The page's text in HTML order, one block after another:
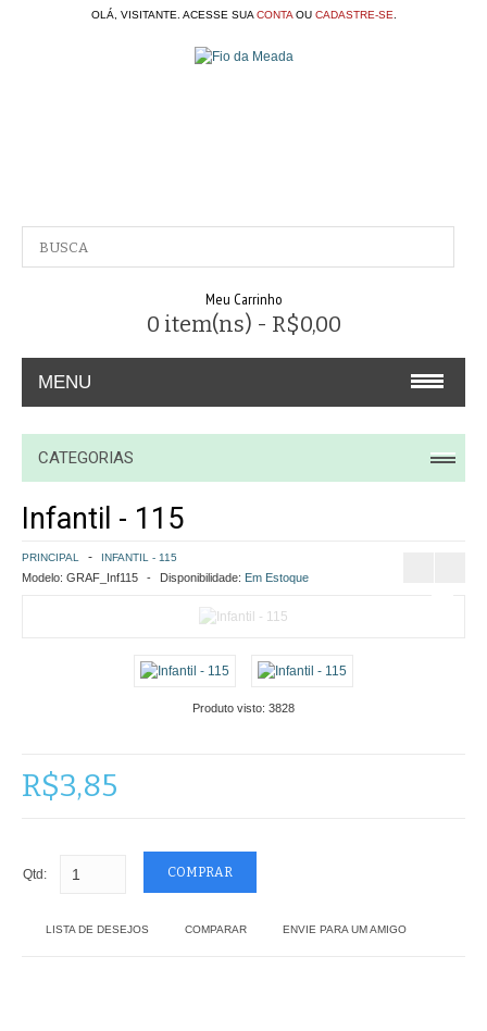
OLÁ, VISITANTE. ACESSE SUA CONTAOU CADASTRE-SE
Meu Carrinho
0 item(ns) - R$0,00
MENU
A EMPRESA
CONTATO
COMO COMPRAR
POLÍTICA DE FRETE GRÁTIS
FINALIZAR COMPRA
CATEGORIAS
Infantil - 115
PRINCIPAL INFANTIL - 115
Modelo: GRAF_Inf115 Disponibilidade: Em Estoque
Produto visto: 3828
R$3,85
Qtd:
LISTA DE DESEJOS COMPARAR ENVIE PARA UM AMIGO